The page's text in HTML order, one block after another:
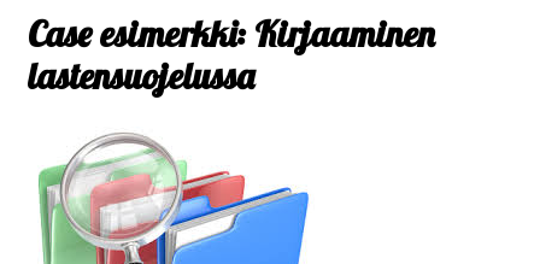
Case esimerkki: Kirjaaminen
lastensuojelussa